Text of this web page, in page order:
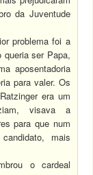
da Juventude
problema foi a
queria ser Papa,
aposentadoria
para valer. Os
era um
visava a
para que num
mais
o cardeal